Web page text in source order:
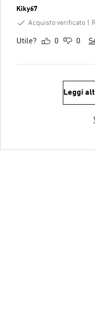
Kiky67
Acquisto verificato
Utile? 0 0
Leggi